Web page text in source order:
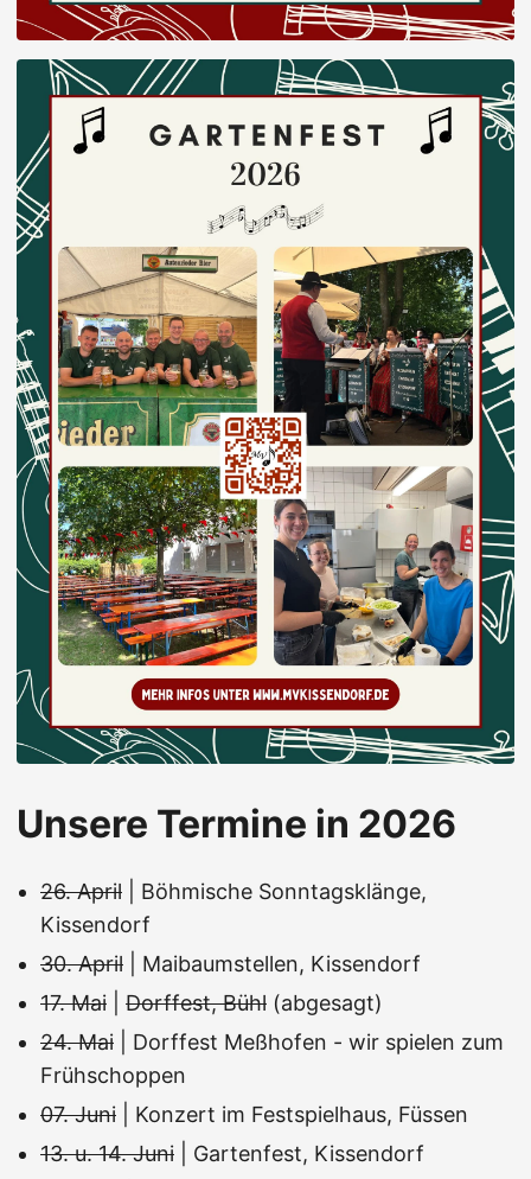
Unsere Termine in 2026
26. April | Böhmische Sonntagsklänge,
Kissendorf
30. April | Maibaumstellen, Kissendorf
17. Mai
Dorffest, Bühl (abgesagt)
24. Mai | Dorffest Meßhofen - wir spielen zum
Frühschoppen
07. Juni | Konzert im Festspielhaus, Füssen
13. u. 14. Juni | Gartenfest, Kissendorf